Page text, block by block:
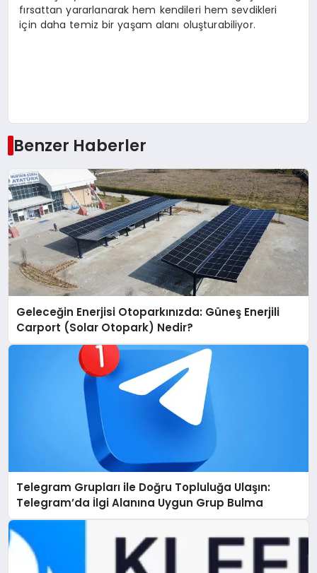
fırsattan yararlanarak hem kendileri hem sevdikleri
için daha temiz bir yaşam alanı oluşturabiliyor.
Benzer Haberler
Geleceğin Enerjisi Otoparkınızda: Güneş Enerjili
Carport (Solar Otopark) Nedir?
Telegram Grupları ile Doğru Topluluğa Ulaşın:
Telegram’da İlgi Alanına Uygun Grup Bulma